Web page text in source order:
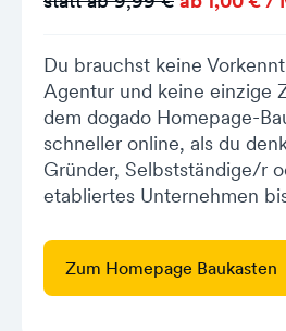
Du brauchst keine
Agentur und keine einzige
dem dogado Homepage-
schneller online, als du
Gründer, Selbstständige/r
etabliertes Unternehmen
Zum Homepage Baukasten